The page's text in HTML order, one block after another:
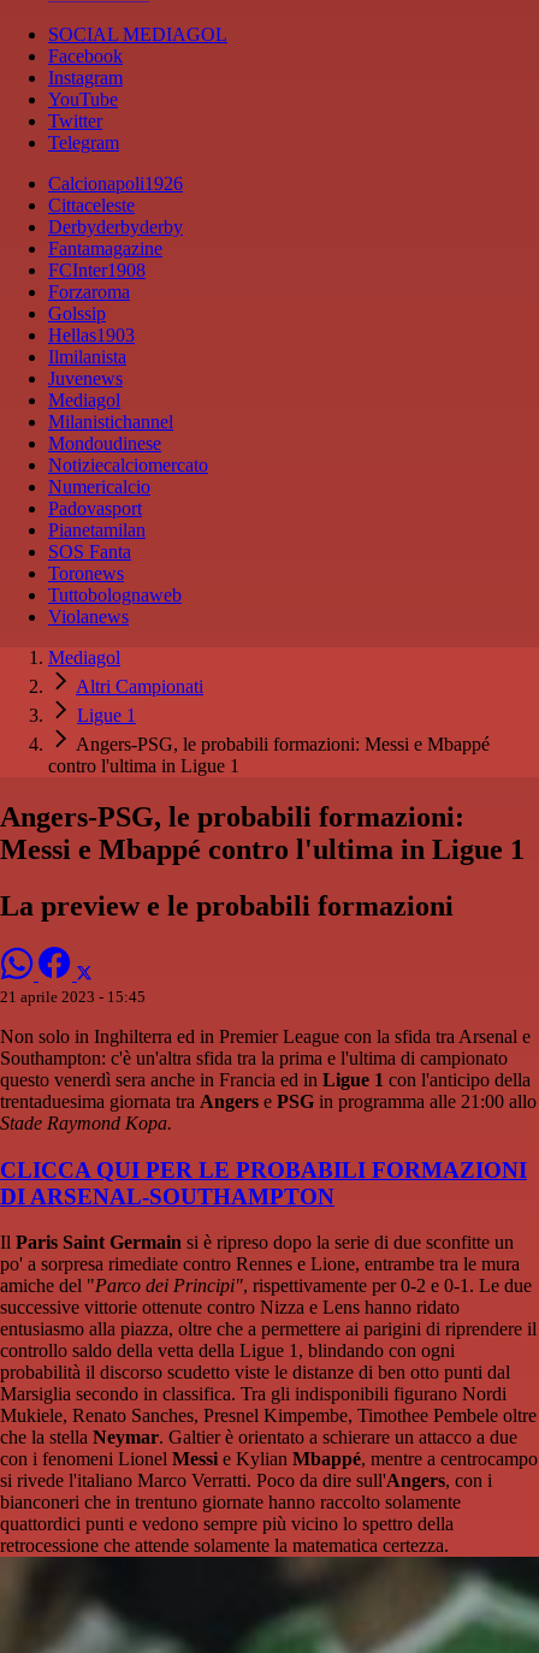
SOCIAL MEDIAGOL
Facebook
Instagram
YouTube
Twitter
Telegram
Calcionapoli1926
Cittaceleste
Derbyderbyderby
Fantamagazine
FCInter1908
Forzaroma
Golssip
Hellas1903
Ilmilanista
Juvenews
Mediagol
Milanistichannel
Mondoudinese
Notiziecalciomercato
Numericalcio
Padovasport
Pianetamilan
SOS Fanta
Toronews
Tuttobolognaweb
Violanews
Mediagol
Altri Campionati
Ligue 1
Angers-PSG, le probabili formazioni: Messi e Mbappé
contro l'ultima in Ligue 1
Angers-PSG, le probabili formazioni:
Messi e Mbappé contro l'ultima in Ligue 1
La preview e le probabili formazioni
21 aprile 2023 - 15:45
Non solo in Inghilterra ed in Premier League con la sfida tra Arsenal e
Southampton: c'è un'altra sfida tra la prima e l'ultima di campionato
questo venerdì sera anche in Francia ed in Ligue 1 con l'anticipo della
trentaduesima giornata tra Angers e PSG in programma alle 21:00 allo
Stade Raymond Kopa.
CLICCA QUI PER LE PROBABILI FORMAZIONI
DI ARSENAL-SOUTHAMPTON
Il Paris Saint Germain si è ripreso dopo la serie di due sconfitte un
po' a sorpresa rimediate contro Rennes e Lione, entrambe tra le mura
amiche del "Parco dei Principi", rispettivamente per 0-2 e 0-1. Le due
successive vittorie ottenute contro Nizza e Lens hanno ridato
entusiasmo alla piazza, oltre che a permettere ai parigini di riprendere il
controllo saldo della vetta della Ligue 1, blindando con ogni
probabilità il discorso scudetto viste le distanze di ben otto punti dal
Marsiglia secondo in classifica. Tra gli indisponibili figurano Nordi
Mukiele, Renato Sanches, Presnel Kimpembe, Timothee Pembele oltre
che la stella Neymar. Galtier è orientato a schierare un attacco a due
con i fenomeni Lionel Messi e Kylian Mbappé, mentre a centrocampo
si rivede l'italiano Marco Verratti. Poco da dire sull'Angers, con i
bianconeri che in trentuno giornate hanno raccolto solamente
quattordici punti e vedono sempre più vicino lo spettro della
retrocessione che attende solamente la matematica certezza.